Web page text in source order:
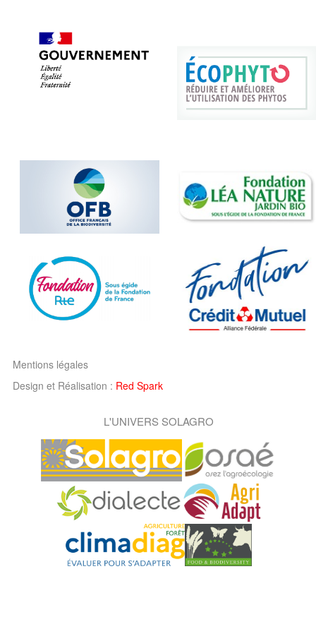
Mentions légales
Design et Réalisation : Red Spark
L'UNIVERS SOLAGRO